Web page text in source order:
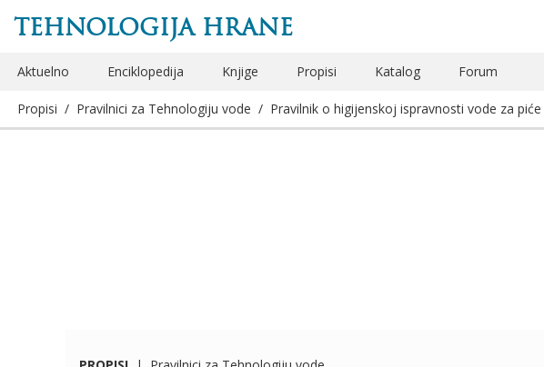
TEHNOLOGIJA HRANE
Aktuelno Enciklopedija Knjige Propisi Katalog Forum
Propisi / Pravilnici za Tehnologiju vode / Pravilnik o higijenskoj ispravnosti vode za piće